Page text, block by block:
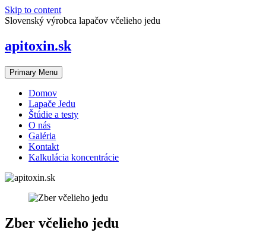
Skip to content
Slovenský výrobca lapačov včelieho jedu
apitoxin.sk
Primary Menu
Domov
Lapače Jedu
Štúdie a testy
O nás
Galéria
Kontakt
Kalkulácia koncentrácie
Zber včelieho jedu